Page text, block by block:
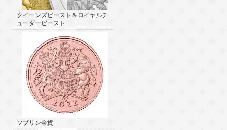
クイーンズビースト＆ロイヤルチ
ューダービースト
ソブリン金貨